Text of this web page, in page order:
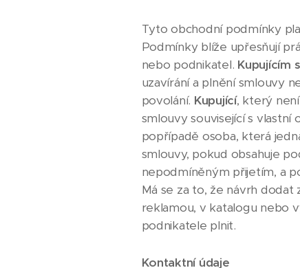
Tyto obchodní podmínky
Podmínky blíže upřesňují
nebo podnikatel. Kupujícím
uzavírání a plnění smlouvy
povolání. Kupující, který
smlouvy související s
popřípadě osoba, která
smlouvy, pokud obsahuje
nepodmíněným přijetím, a
Má se za to, že návrh
reklamou, v katalogu nebo
podnikatele plnit.
Kontaktní údaje